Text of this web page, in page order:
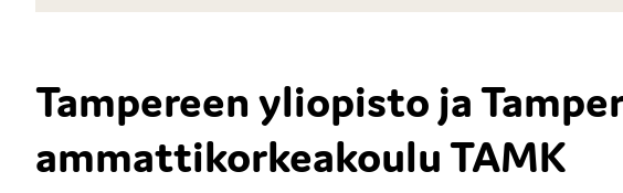
Tampereen yliopisto ja
ammattikorkeakoulu TAMK